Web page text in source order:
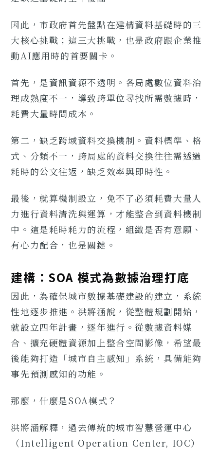
因此，市政府首先盤點在建構資料基礎時的三
大核心挑戰；這三大挑戰，也是政府跟企業推
動AI應用時的首要關卡。
首先，是資訊資源不透明。各局處數位資料治
理成熟度不一，導致跨單位尋找所需數據時，
耗費大量時間成本。
第二，缺乏跨域資料交換機制。資料標準、格
式、分類不一，跨局處的資料交換往往需透過
耗時的公文往返，缺乏效率與即時性。
最後，就算機制設立，免不了必須耗費大量人
力進行資料清洗與運算，才能整合到資料機制
中。這是耗時耗力的流程，組織是否有意願、
有心力配合，也是關鍵。
建構：SOA 模式為數據治理打底
因此，為確保城市數據基礎建設的建立，系統
性地逐步推進。洪將涵說，從整體規劃開始，
就設立四年計畫，逐年進行。從數據資料媒
合、擴充硬體資源加上整合空間影像，希望最
後能夠打造「城市自主感知」系統，具備能夠
事先預測感知的功能。
那麼，什麼是SOA模式？
洪將涵解釋，過去傳統的城市智慧營運中心
（Intelligent Operation Center, IOC）